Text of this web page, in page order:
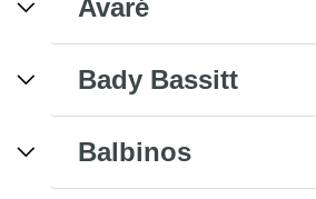
Avaré
Bady Bassitt
Balbinos